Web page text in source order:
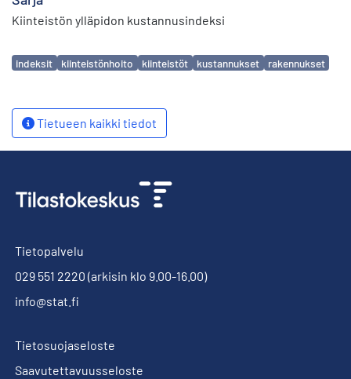
Kiinteistön ylläpidon kustannusindeksi
Avainsanat
indeksit kiinteistönhoito kiinteistöt kustannukset rakennukset
Tietueen kaikki tiedot
Tietopalvelu
029 551 2220 (arkisin klo 9.00-16.00)
info@stat.fi
Tietosuojaseloste
Saavutettavuusseloste